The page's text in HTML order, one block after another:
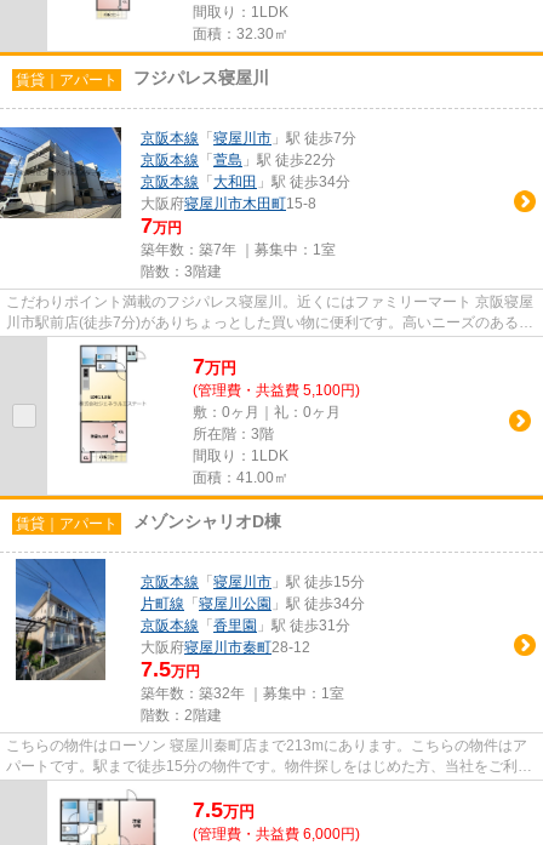
間取り：1LDK
面積：32.30㎡
賃貸｜アパート フジパレス寝屋川
京阪本線 「 寝屋川市 」駅 徒歩7分
京阪本線 「 萱島 」駅 徒歩22分
京阪本線 「 大和田 」駅 徒歩34分
大阪府寝屋川市木田町15-8
7万円
築年数：築7年 ｜募集中： 1室
階数：3階建
こだわりポイント満載のフジパレス寝屋川。近くにはファミリーマート 京阪寝屋
川市駅前店(徒歩7分)がありちょっとした買い物に便利です。高いニーズのある、
駅徒歩7分の物件です。最上...
7万円
(管理費・共益費 5,100円)
敷：0ヶ月｜礼：0ヶ月
所在階：3階
間取り：1LDK
面積：41.00㎡
賃貸｜アパート メゾンシャリオD棟
京阪本線 「 寝屋川市 」駅 徒歩15分
片町線 「 寝屋川公園 」駅 徒歩34分
京阪本線 「 香里園 」駅 徒歩31分
大阪府寝屋川市秦町28-12
7.5万円
築年数：築32年 ｜募集中： 1室
階数：2階建
こちらの物件はローソン 寝屋川秦町店まで213mにあります。こちらの物件はア
パートです。駅まで徒歩15分の物件です。物件探しをはじめた方、当社をご利用
してみませんか。たくさんの物...
7.5万円
(管理費・共益費 6,000円)